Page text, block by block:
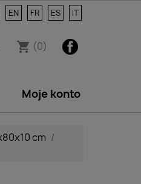
EN FR ES IT
Facebook
shopping_cart (0)
Moje konto
cm